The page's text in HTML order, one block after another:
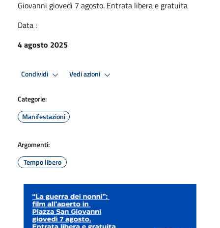
Giovanni giovedì 7 agosto. Entrata libera e gratuita
Data :
4 agosto 2025
Condividi Vedi azioni
Categorie:
Manifestazioni
Argomenti:
Tempo libero